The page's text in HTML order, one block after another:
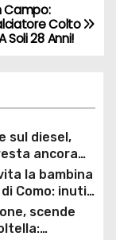
Campo:
Colto
Soli 28 Anni!
sul diesel,
ancora
lo
la bambina
Como: inutili
scende